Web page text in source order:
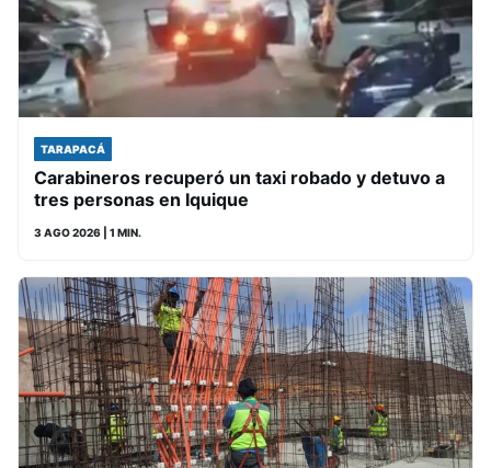
TARAPACÁ
Carabineros recuperó un taxi robado y detuvo a
tres personas en Iquique
3 AGO 2026 | 1 MIN.